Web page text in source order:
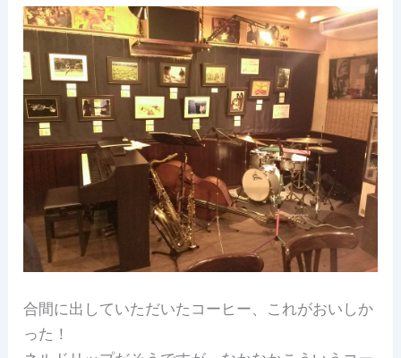
合間に出していただいたコーヒー、これがおいしか
った！